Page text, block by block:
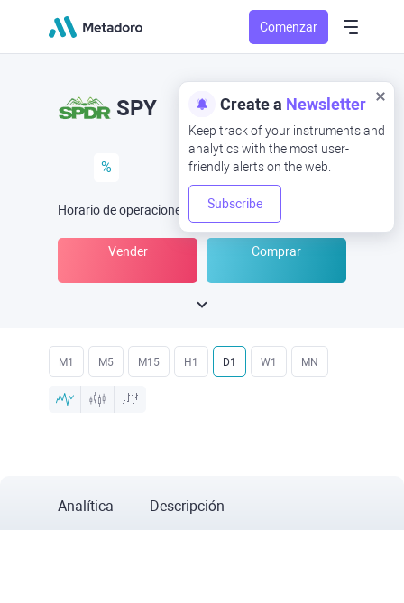
Comenzar
Create a Newsletter
Keep track of your instruments and
analytics with the most user-
friendly alerts on the web.
Subscribe
SPY
%
Horario de operaciones (UTC) -Abrir ahora
Vender Comprar
M1 M5 M15 H1 D1 W1 MN
Analítica Descripción